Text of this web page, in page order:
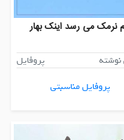
نرمک می رسد اینک بهار
پروفایل
پروفایل مناسبتی